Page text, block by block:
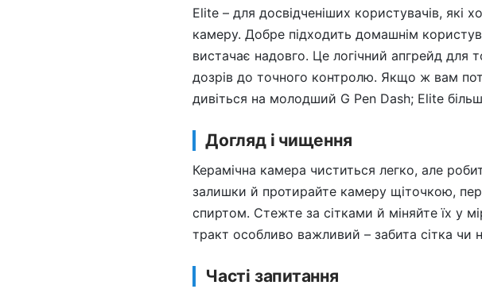
Elite – для досвідченіших користувачів, які
камеру. Добре підходить домашнім
вистачає надовго. Це логічний апгрейд для
дозрів до точного контролю. Якщо ж вам
дивіться на молодший G Pen Dash; Elite
Догляд і чищення
Керамічна камера чиститься легко, але
залишки й протирайте камеру щіточкою,
спиртом. Стежте за сітками й міняйте їх у
тракт особливо важливий – забита сітка чи
Часті запитання